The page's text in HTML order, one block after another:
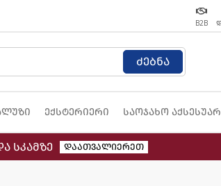
B2B
ძებნა
ექსტერიერი საოჯახო
სკამზე დაათვალიერეთ